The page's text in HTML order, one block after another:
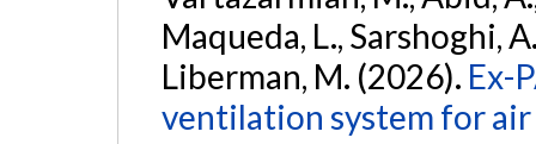
Maqueda, L., Sarshoghi,
Liberman, M. (2026). Ex-
ventilation system for air